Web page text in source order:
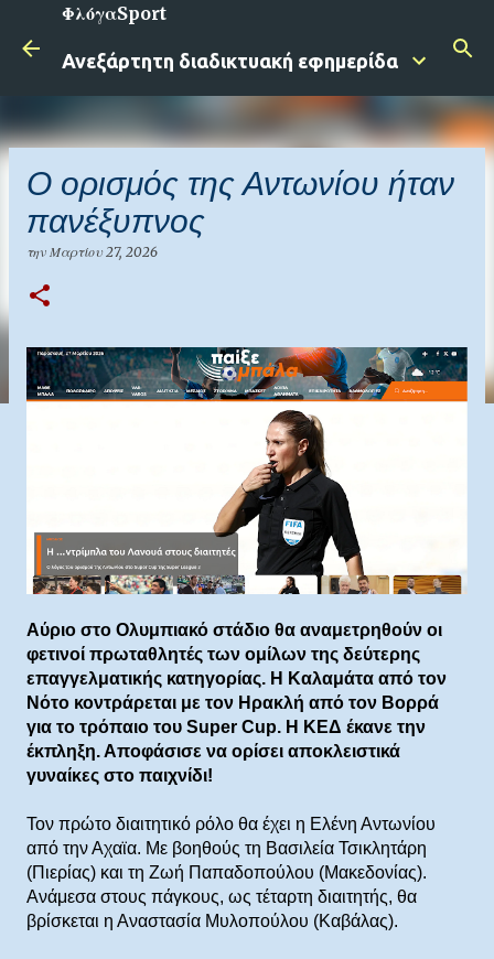
Μετάβαση στο κύριο περιεχόμενο
ΦλόγαSport
Ανεξάρτητη διαδικτυακή εφημερίδα
Ο ορισμός της Αντωνίου ήταν
πανέξυπνος
την Μαρτίου 27, 2026
Αύριο στο Ολυμπιακό στάδιο θα αναμετρηθούν οι
φετινοί πρωταθλητές των ομίλων της δεύτερης
επαγγελματικής κατηγορίας. Η Καλαμάτα από τον
Νότο κοντράρεται με τον Ηρακλή από τον Βορρά
για το τρόπαιο του Super Cup. Η ΚΕΔ έκανε την
έκπληξη. Αποφάσισε να ορίσει αποκλειστικά
γυναίκες στο παιχνίδι!
Τον πρώτο διαιτητικό ρόλο θα έχει η Ελένη Αντωνίου
από την Αχαϊα. Με βοηθούς τη Βασιλεία Τσικλητάρη
(Πιερίας) και τη Ζωή Παπαδοπούλου (Μακεδονίας).
Ανάμεσα στους πάγκους, ως τέταρτη διαιτητής, θα
βρίσκεται η Αναστασία Μυλοπούλου (Καβάλας).